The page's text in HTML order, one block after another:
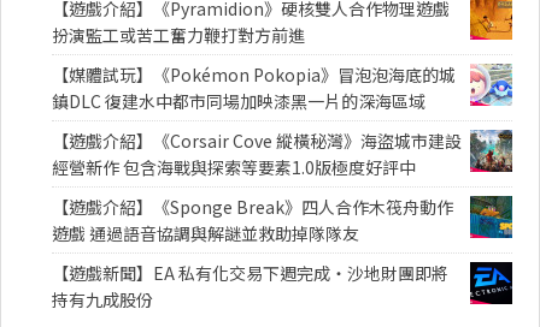
【遊戲介紹】《Pyramidion》硬核雙人合作物理遊戲
扮演監工或苦工奮力鞭打對方前進
【媒體試玩】《Pokémon Pokopia》冒泡泡海底的城
鎮DLC 復建水中都市同場加映漆黑一片的深海區域
【遊戲介紹】《Corsair Cove 縱橫秘灣》海盜城市建設
經營新作 包含海戰與探索等要素1.0版極度好評中
【遊戲介紹】《Sponge Break》四人合作木筏舟動作
遊戲 通過語音協調與解謎並救助掉隊隊友
【遊戲新聞】EA 私有化交易下週完成・沙地財團即將
持有九成股份